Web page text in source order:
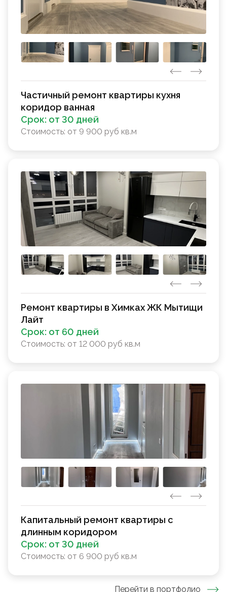
Частичный ремонт квартиры кухня
коридор ванная
Срок: от 30 дней
Стоимость: от 9 900 руб кв.м
Ремонт квартиры в Химках ЖК Мытищи
Лайт
Срок: от 60 дней
Стоимость: от 12 000 руб кв.м
Капитальный ремонт квартиры с
длинным коридором
Срок: от 30 дней
Стоимость: от 6 900 руб кв.м
Перейти в портфолио